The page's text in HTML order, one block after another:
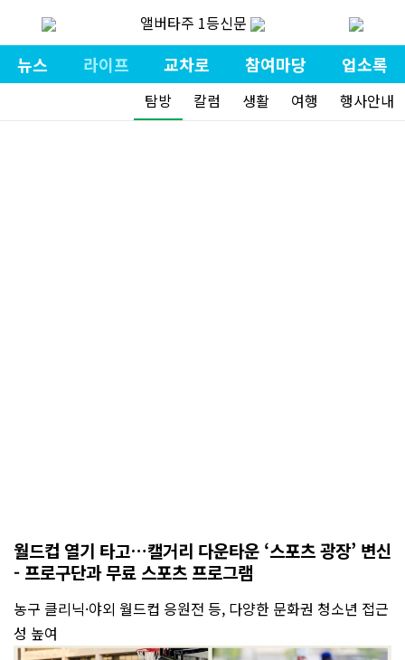
앨버타주 1등신문
뉴스 라이프 교차로 참여마당 업소록
탐방 칼럼 생활 여행 행사안내
월드컵 열기 타고…캘거리 다운타운 ‘스포츠 광장’ 변신
- 프로구단과 무료 스포츠 프로그램
농구 클리닉·야외 월드컵 응원전 등, 다양한 문화권 청소년 접근
성 높여